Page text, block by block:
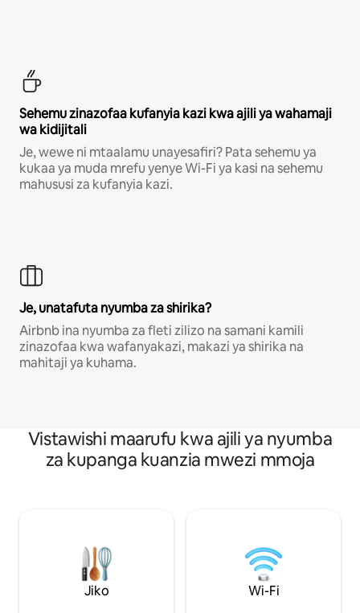
Sehemu zinazofaa kufanyia kazi kwa ajili ya wahamaji
wa kidijitali
Je, wewe ni mtaalamu unayesafiri? Pata sehemu ya
kukaa ya muda mrefu yenye Wi-Fi ya kasi na sehemu
mahususi za kufanyia kazi.
Je, unatafuta nyumba za shirika?
Airbnb ina nyumba za fleti zilizo na samani kamili
zinazofaa kwa wafanyakazi, makazi ya shirika na
mahitaji ya kuhama.
Vistawishi maarufu kwa ajili ya nyumba
za kupanga kuanzia mwezi mmoja
Jiko Wi-Fi